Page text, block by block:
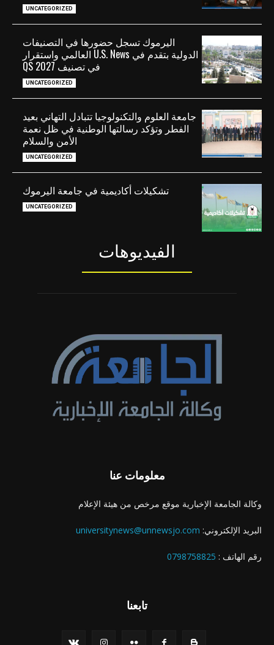
UNCATEGORIZED
اليرموك تسجل حضورها في التصنيفات
الدولية بتقدم في U.S. News العالمي واستقرار
في تصنيف QS 2027
UNCATEGORIZED
جامعة العلوم والتكنولوجيا تتبادل التهاني بعيد
الفطر وتؤكد رسالتها الوطنية في ظل نعمة
الأمن والسلام
UNCATEGORIZED
تشكيلات أكاديمية في جامعة اليرموك
UNCATEGORIZED
الفيديوهات
معلومات عنا
وكالة الجامعة الإخبارية موقع مرخص من هيئة الإعلام
البريد الإلكتروني: universitynews@unnewsjo.com
رقم الهاتف : 0798758825
تابعنا